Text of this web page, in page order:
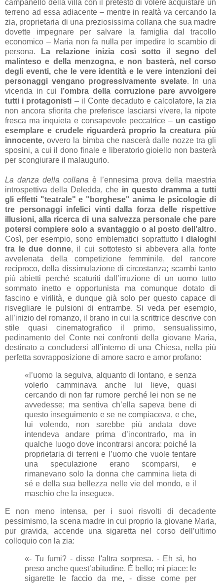
campanello della villa con il pretesto di volere acquistare un
terreno ad essa adiacente – mentre in realtà va cercando la
zia, proprietaria di una preziosissima collana che sua madre
dovette impegnare per salvare la famiglia dal tracollo
economico – Maria non fa nulla per impedire lo scambio di
persona.
La relazione inizia così sotto il segno del
malinteso e della menzogna, e non basterà, nel corso
degli eventi, che le vere identità e le vere intenzioni dei
personaggi vengano progressivamente svelate. In una
vicenda in cui
l’ombra della corruzione pare avvolgere
tutti i protagonisti – il Conte decaduto e calcolatore, la zia
non ancora sfiorita che preferisce lasciarsi vivere, la nipote
fresca ma inquieta e consapevole peccatrice – un castigo
esemplare e crudele riguarderà proprio la creatura più
innocente, ovvero la bimba che nascerà dalle nozze tra gli
sposini, a cui il dono finale e liberatorio gioiello non basterà
per scongiurare il malaugurio.
La danza della collana è l’ennesima prova della maestria
introspettiva della Deledda, che in questo dramma a tutti
gli effetti "teatrale" e "borghese" anima le psicologie di
tre personaggi infelici vinti dalla forza delle rispettive
illusioni, alla ricerca di una salvezza personale che pare
potersi compiere solo a svantaggio o al posto dell’altro.
Così, per esempio, sono emblematici soprattutto i dialoghi
tra le due donne, il cui sottotesto si abbevera alla fonte
avvelenata della competizione femminile, del rancore
reciproco, della dissimulazione di circostanza; scambi tanto
più abietti perché scaturiti dall’irruzione di un uomo tutto
sommato inetto e opportunista ma comunque dotato di
fascino e virilità, e dunque già solo per questo capace di
risvegliare le pulsioni di entrambe. Si veda per esempio,
all’inizio del romanzo, il brano in cui la scrittrice descrive con
stile quasi cinematografico il primo, sensualissimo,
pedinamento del Conte nei confronti della giovane Maria,
destinato a concludersi all’interno di una Chiesa, nella più
perfetta sovrapposizione di amore sacro e amor profano:
«l’uomo la seguiva, alquanto di lontano, e senza
volerlo camminava anche lui lieve, quasi
cercando di non far rumore perché lei non se ne
avvedesse; ma sentiva ch’ella sapeva bene di
questo inseguimento e se ne compiaceva, e che,
lui volendo, non sarebbe più andata dove
intendeva andare prima d’incontrarlo, ma in
qualche luogo dove incontrarsi ancora: poiché la
proprietaria di terreni e l’uomo che vuole tentare
una speculazione erano scomparsi, e
rimanevano solo la donna che cammina lieta di
sé e della sua bellezza nelle vie del mondo, e il
maschio che la insegue».
E non meno intensa, per i suoi risvolti di decadente
pessimismo, la scena madre in cui proprio la giovane Maria,
pur gravida, accende una sigaretta nel corso dell’ultimo
colloquio con la zia:
«- Tu fumi? - disse l'altra sorpresa. - Eh sì, ho
preso anche quest’abitudine. È bello; mi piace: le
sigarette le faccio da me, - disse come per